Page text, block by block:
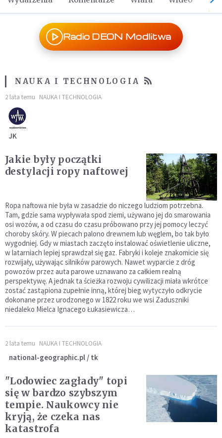
Radio DEON Modlitwa
NAUKA I TECHNOLOGIA
2 lata temu NAUKA I TECHNOLOGIA
JK
Jakie były początki
destylacji ropy naftowej
Ropa naftowa nie była w zasadzie do niczego ludziom potrzebna.
Tam, gdzie sama wypływała spod ziemi, używano jej do smarowania
osi wozów, a od czasu do czasu próbowano przy jej pomocy leczyć
choroby skóry. W piecach palono drewnem lub węglem, bo tak było
wygodniej. Gdy w miastach zaczęto instalować oświetlenie uliczne,
w latarniach lepiej sprawdzał się gaz. Fabryki i koleje znakomicie się
rozwijały, używając silników parowych. Nawet wyparcie z dróg
powozów przez auta parowe uznawano za całkiem realną
perspektywę. A jednak ta ścieżka rozwoju cywilizacji miała wkrótce
zostać zastąpiona zupełnie inną, której bieg wytyczyło odkrycie
dokonane przez urodzonego w 1822 roku we wsi Zaduszniki
niedaleko Mielca Ignacego Łukasiewicza…
2 lata temu NAUKA I TECHNOLOGIA
national-geographic.pl / tk
"Lodowiec zagłady" topi
się w bardzo szybszym
tempie. Naukowcy nie
kryją, że czeka nas
katastrofa